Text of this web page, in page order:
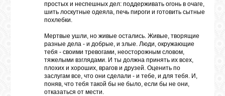
простых и неспешных дел: поддерживать огонь в очаге,
шить лоскутные одеяла, печь пироги и готовить сытные
похлебки.
Мертвые ушли, но живые остались. Живые, творящие
разные дела - и добрые, и злые. Люди, окружающие
тебя - своими тревогами, неосторожным словом,
тяжелыми взглядами. И ты должна принять их всех,
плохих и хороших, врагов и друзей. Оценить по
заслугам все, что они сделали - и тебе, и для тебя. И,
поняв, что тебя такой бы не было, если бы не они,
отказаться от мести.